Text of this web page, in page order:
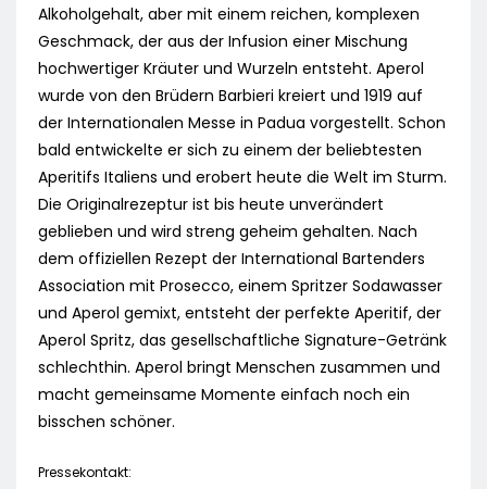
Alkoholgehalt, aber mit einem reichen, komplexen
Geschmack, der aus der Infusion einer Mischung
hochwertiger Kräuter und Wurzeln entsteht. Aperol
wurde von den Brüdern Barbieri kreiert und 1919 auf
der Internationalen Messe in Padua vorgestellt. Schon
bald entwickelte er sich zu einem der beliebtesten
Aperitifs Italiens und erobert heute die Welt im Sturm.
Die Originalrezeptur ist bis heute unverändert
geblieben und wird streng geheim gehalten. Nach
dem offiziellen Rezept der International Bartenders
Association mit Prosecco, einem Spritzer Sodawasser
und Aperol gemixt, entsteht der perfekte Aperitif, der
Aperol Spritz, das gesellschaftliche Signature-Getränk
schlechthin. Aperol bringt Menschen zusammen und
macht gemeinsame Momente einfach noch ein
bisschen schöner.
Pressekontakt: